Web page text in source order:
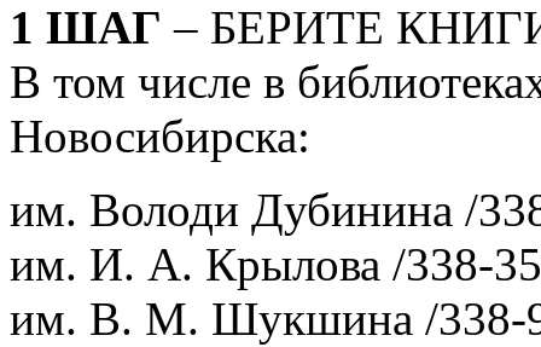
1 ШАГ – БЕРИТЕ
В том числе в
Новосибирска:
им. Володи Дубинина /
им. И. А. Крылова /338-
им. В. М. Шукшина /338-